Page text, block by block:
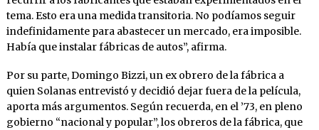
tema. Esto era una medida transitoria. No podíamos seguir
indefinidamente para abastecer un mercado, era imposible.
Había que instalar fábricas de autos”, afirma.
Por su parte, Domingo Bizzi, un ex obrero de la fábrica a
quien Solanas entrevistó y decidió dejar fuera de la película,
aporta más argumentos. Según recuerda, en el ’73, en pleno
gobierno “nacional y popular”, los obreros de la fábrica, que